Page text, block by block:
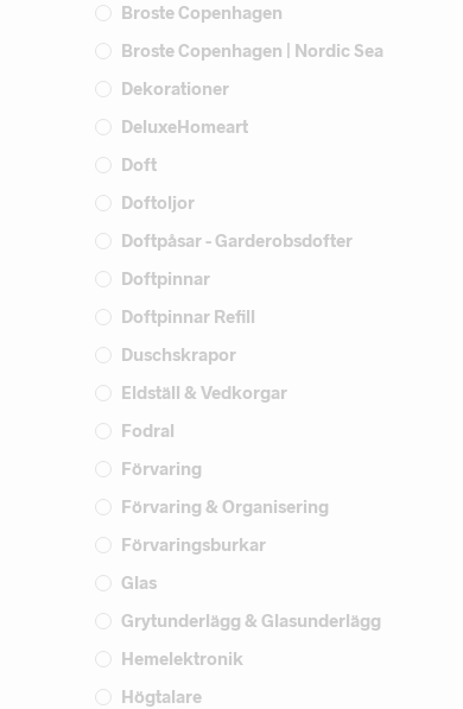
Broste Copenhagen
Broste Copenhagen | Nordic Sea
Dekorationer
DeluxeHomeart
Doft
Doftoljor
Doftpåsar - Garderobsdofter
Doftpinnar
Doftpinnar Refill
Duschskrapor
Eldställ & Vedkorgar
Fodral
Förvaring
Förvaring & Organisering
Förvaringsburkar
Glas
Grytunderlägg & Glasunderlägg
Hemelektronik
Högtalare